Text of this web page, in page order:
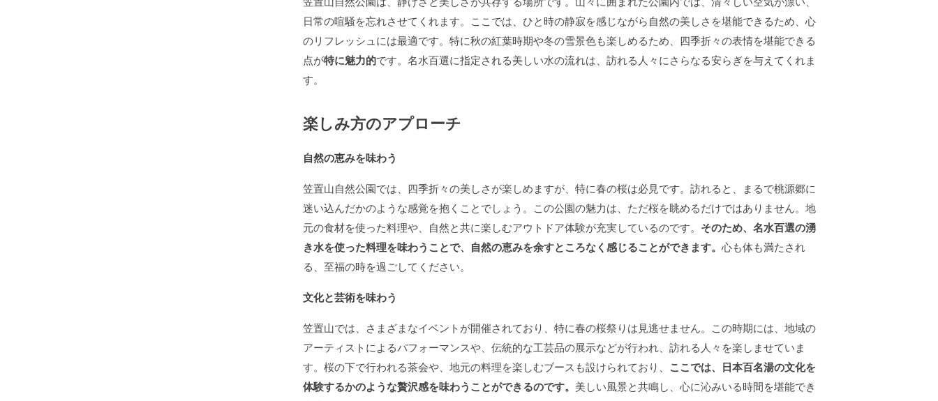
日常の喧騒を忘れさせてくれます。ここでは、ひと時の静寂を感じながら自然の美しさを堪能できるため、心
のリフレッシュには最適です。特に秋の紅葉時期や冬の雪景色も楽しめるため、四季折々の表情を堪能できる
点が特に魅力的です。名水百選に指定される美しい水の流れは、訪れる人々にさらなる安らぎを与えてくれま
す。
楽しみ方のアプローチ
自然の恵みを味わう
笠置山自然公園では、四季折々の美しさが楽しめますが、特に春の桜は必見です。訪れると、まるで桃源郷に
迷い込んだかのような感覚を抱くことでしょう。この公園の魅力は、ただ桜を眺めるだけではありません。地
元の食材を使った料理や、自然と共に楽しむアウトドア体験が充実しているのです。 そのため、名水百選の湧
き水を使った料理を味わうことで、自然の恵みを余すところなく感じることができます。 心も体も満たされ
る、至福の時を過ごしてください。
文化と芸術を味わう
笠置山では、さまざまなイベントが開催されており、特に春の桜祭りは見逃せません。この時期には、地域の
アーティストによるパフォーマンスや、伝統的な工芸品の展示などが行われ、訪れる人々を楽しませていま
す。桜の下で行われる茶会や、地元の料理を楽しむブースも設けられており、 ここでは、日本百名湯の文化を
体験するかのような贅沢感を味わうことができるのです。 美しい風景と共鳴し、心に沁みいる時間を堪能でき